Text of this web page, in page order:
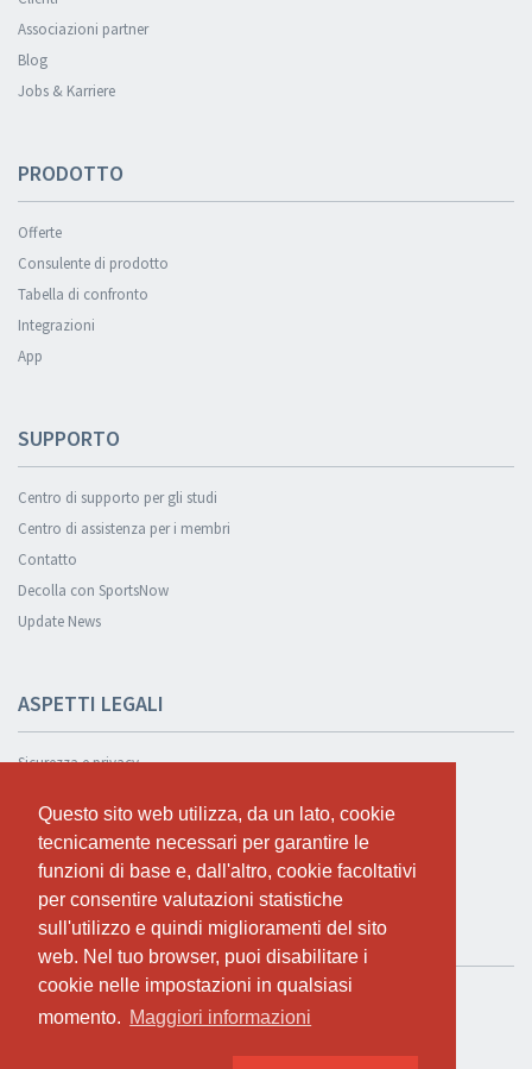
Questo sito web utilizza, da un lato, cookie
tecnicamente necessari per garantire le
funzioni di base e, dall'altro, cookie facoltativi
per consentire valutazioni statistiche
sull'utilizzo e quindi miglioramenti del sito
web. Nel tuo browser, puoi disabilitare i
cookie nelle impostazioni in qualsiasi
momento. Maggiori informazioni
Questo sito web utilizza, da un lato, cookie
tecnicamente necessari per garantire le
funzioni di base e, dall'altro, cookie facoltativi
per consentire valutazioni statistiche
sull'utilizzo e quindi miglioramenti del sito
web. Nel tuo browser, puoi disabilitare i
cookie nelle impostazioni in qualsiasi
momento. Maggiori informazioni
Associazioni partner
Blog
Jobs & Karriere
PRODOTTO
Offerte
Consulente di prodotto
Tabella di confronto
Integrazioni
App
SUPPORTO
Centro di supporto per gli studi
Centro di assistenza per i membri
Contatto
Decolla con SportsNow
Update News
ASPETTI LEGALI
Sicurezza e privacy
Condizioni Generali
Cookie Policy
TEST GRATUITO
Se vuoi usare SportsNow per il tuo studio, puoi registrarlo qui.